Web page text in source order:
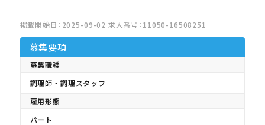
お役立ち情報
ご利用の流れ
よくある質問
運営会社情報
掲載開始日：2025-09-02 求人番号：11050-16508251
募集要項
募集職種
調理師・調理スタッフ
雇用形態
パート